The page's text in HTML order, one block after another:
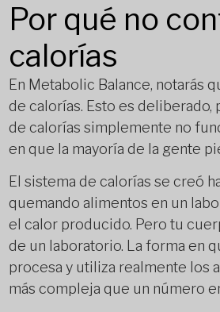
Por qué no
calorías
En Metabolic Balance, notarás
de calorías. Esto es
de calorías simplemente no
en que la mayoría de la gente
El sistema de calorías se creó
quemando alimentos en un
el calor producido. Pero tu
de un laboratorio. La forma en
procesa y utiliza realmente los
más compleja que un número